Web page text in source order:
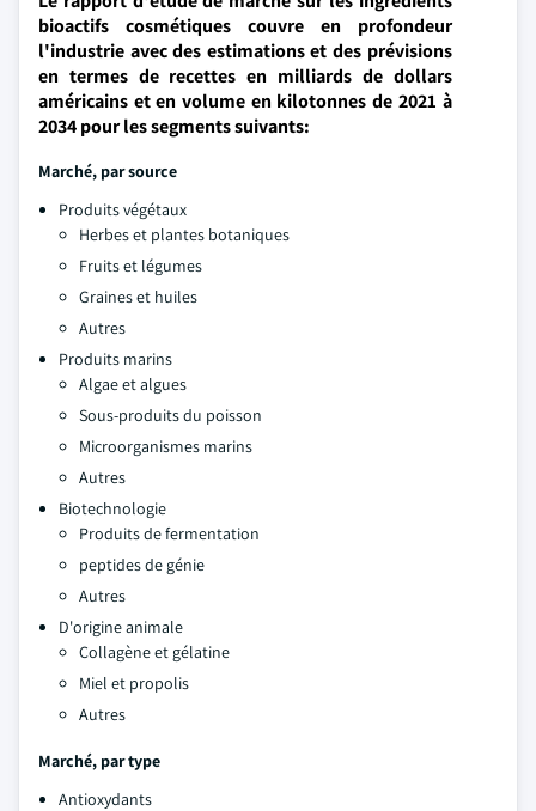
bioactifs cosmétiques couvre en profondeur
l'industrie avec des estimations et des prévisions
en termes de recettes en milliards de dollars
américains et en volume en kilotonnes de 2021 à
2034 pour les segments suivants:
Marché, par source
Produits végétaux
Herbes et plantes botaniques
Fruits et légumes
Graines et huiles
Autres
Produits marins
Algae et algues
Sous-produits du poisson
Microorganismes marins
Autres
Biotechnologie
Produits de fermentation
peptides de génie
Autres
D'origine animale
Collagène et gélatine
Miel et propolis
Autres
Marché, par type
Antioxydants